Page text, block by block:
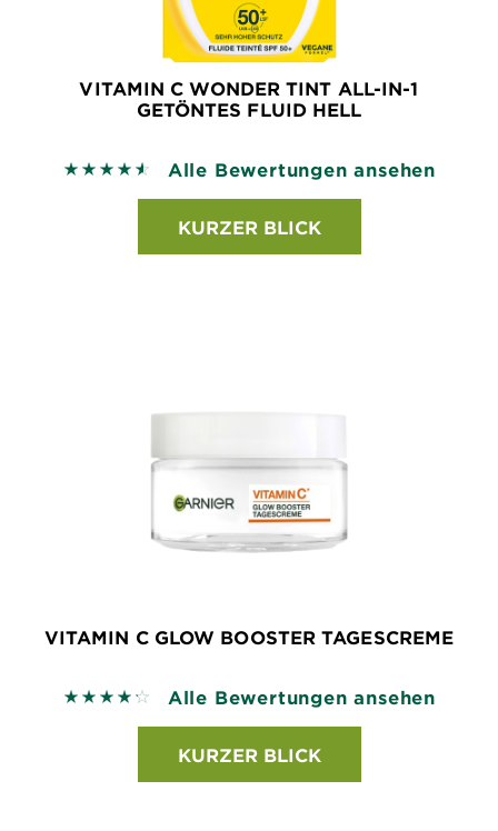
VITAMIN C WONDER TINT ALL-IN-1
GETÖNTES FLUID HELL
4.56 out of 5 stars based on reviews
Alle Bewertungen ansehen
KURZER BLICK
VITAMIN C GLOW BOOSTER TAGESCREME
4.2381 out of 5 stars based on reviews
Alle Bewertungen ansehen
KURZER BLICK